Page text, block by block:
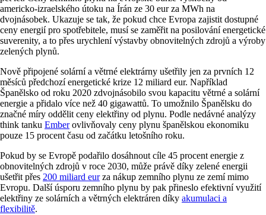
americko-izraelského útoku na Írán ze 30 eur za MWh na
dvojnásobek. Ukazuje se tak, že pokud chce Evropa zajistit dostupné
ceny energií pro spotřebitele, musí se zaměřit na posilování energetické
suverenity, a to přes urychlení výstavby obnovitelných zdrojů a výroby
zelených plynů.
Nově připojené solární a větrné elektrárny ušetřily jen za prvních 12
měsíců předchozí energetické krize 12 miliard eur. Například
Španělsko od roku 2020 zdvojnásobilo svou kapacitu větrné a solární
energie a přidalo více než 40 gigawattů. To umožnilo Španělsku do
značné míry oddělit ceny elektřiny od plynu. Podle nedávné analýzy
think tanku Emberovlivňovaly ceny plynu španělskou ekonomiku
pouze 15 procent času od začátku letošního roku.
Pokud by se Evropě podařilo dosáhnout cíle 45 procent energie z
obnovitelných zdrojů v roce 2030, může právě díky zelené energii
ušetřit přes 200 miliard eurza nákup zemního plynu ze zemí mimo
Evropu. Další úsporu zemního plynu by pak přineslo efektivní využití
elektřiny ze solárních a větrných elektráren díky akumulaci a
flexibilitě.